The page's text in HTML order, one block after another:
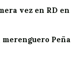
vez en RD en
Peña